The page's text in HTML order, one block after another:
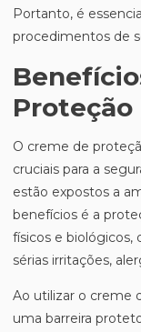
Portanto, é
procedimentos de
Proteção
O creme de
cruciais para a
estão expostos a
benefícios é a
físicos e biológicos,
sérias irritações,
Ao utilizar o creme
uma barreira